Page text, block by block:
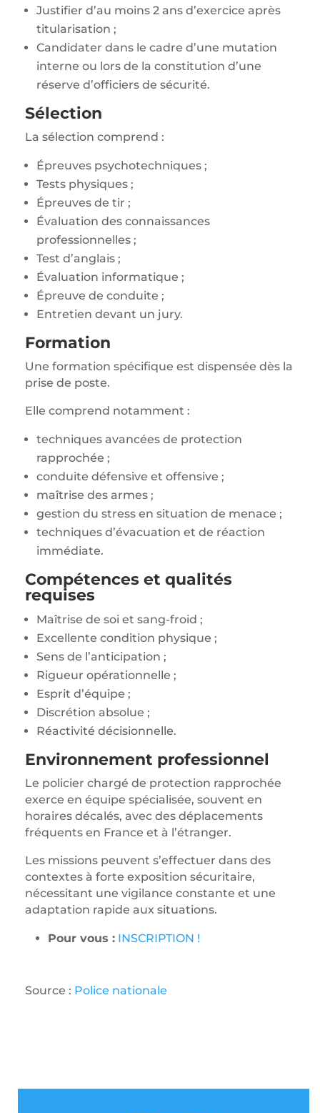
Justifier d’au moins 2 ans d’exercice après
titularisation ;
Candidater dans le cadre d’une mutation
interne ou lors de la constitution d’une
réserve d’officiers de sécurité.
Sélection
La sélection comprend :
Épreuves psychotechniques ;
Tests physiques ;
Épreuves de tir ;
Évaluation des connaissances
professionnelles ;
Test d’anglais ;
Évaluation informatique ;
Épreuve de conduite ;
Entretien devant un jury.
Formation
Une formation spécifique est dispensée dès la
prise de poste.
Elle comprend notamment :
techniques avancées de protection
rapprochée ;
conduite défensive et offensive ;
maîtrise des armes ;
gestion du stress en situation de menace ;
techniques d’évacuation et de réaction
immédiate.
Compétences et qualités
requises
Maîtrise de soi et sang-froid ;
Excellente condition physique ;
Sens de l’anticipation ;
Rigueur opérationnelle ;
Esprit d’équipe ;
Discrétion absolue ;
Réactivité décisionnelle.
Environnement professionnel
Le policier chargé de protection rapprochée
exerce en équipe spécialisée, souvent en
horaires décalés, avec des déplacements
fréquents en France et à l’étranger.
Les missions peuvent s’effectuer dans des
contextes à forte exposition sécuritaire,
nécessitant une vigilance constante et une
adaptation rapide aux situations.
Pour vous : INSCRIPTION !
Source : Police nationale